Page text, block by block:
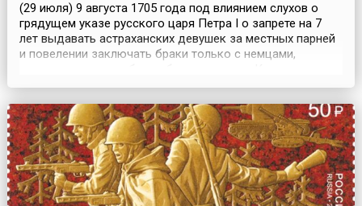
(29 июля) 9 августа 1705 года под влиянием слухов о
грядущем указе русского царя Петра I о запрете на 7
лет выдавать астраханских девушек за местных парней
и повелении заключать браки только с немцами,
Астрахани единовременно сыграли сотню свадеб.
ночью резню иноземцев, переросшую во всенародное
выс...